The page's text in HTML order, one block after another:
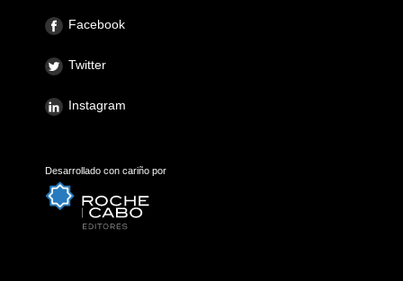
Facebook
Twitter
Instagram
Desarrollado con cariño por